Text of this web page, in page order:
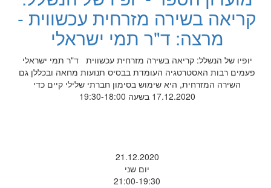
קריאה בשירה מזרחית עכשווית -
מרצה: ד"ר תמי ישראלי
יופיו של הנשלל: קריאה בשירה מזרחית עכשווית ד"ר תמי ישראלי
פעמים רבות האסטרטגיה העומדת בבסיס תנועות מחאה ובכללן גם
השירה המזרחית, היא שימוש בסימון חברתי שלילי קיים כדי
17.12.2020 בשעה 19:30-18:00
21.12.2020
יום שני
21:00-19:30